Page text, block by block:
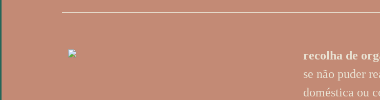
recolha de
se não puder
doméstica ou